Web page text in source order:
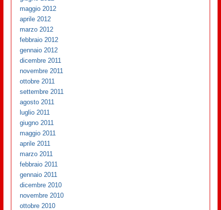
maggio 2012
aprile 2012
marzo 2012
febbraio 2012
gennaio 2012
dicembre 2011
novembre 2011
ottobre 2011
settembre 2011
agosto 2011
luglio 2011
giugno 2011
maggio 2011
aprile 2011
marzo 2011
febbraio 2011
gennaio 2011
dicembre 2010
novembre 2010
ottobre 2010